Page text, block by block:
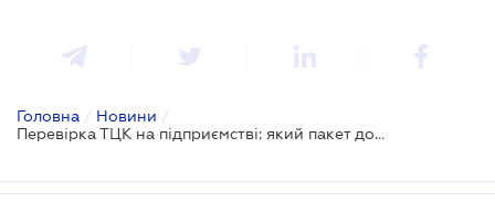
Головна / Новини /
Перевірка ТЦК на підприємстві: який пакет документів має бути завжди напоготові